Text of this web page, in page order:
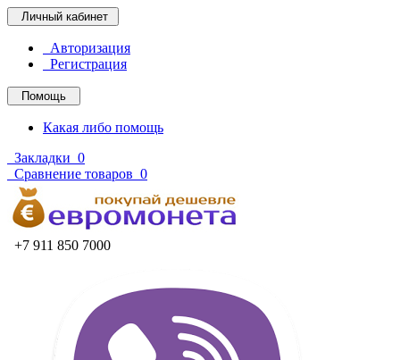
Личный кабинет
Авторизация
Регистрация
Помощь
Какая либо помощь
Закладки 0
Сравнение товаров 0
+7 911 850 7000